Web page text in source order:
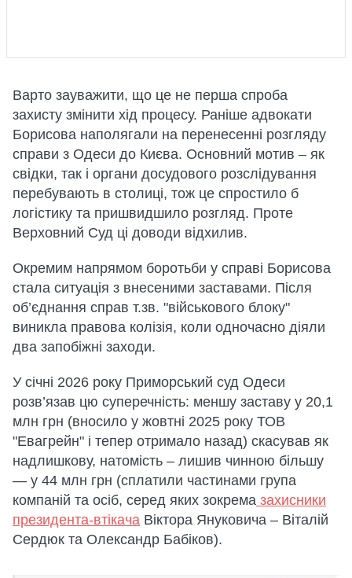
Варто зауважити, що це не перша спроба
захисту змінити хід процесу. Раніше адвокати
Борисова наполягали на перенесенні розгляду
справи з Одеси до Києва. Основний мотив – як
свідки, так і органи досудового розслідування
перебувають в столиці, тож це спростило б
логістику та пришвидшило розгляд. Проте
Верховний Суд ці доводи відхилив.
Окремим напрямом боротьби у справі Борисова
стала ситуація з внесеними заставами. Після
об’єднання справ т.зв. "військового блоку"
виникла правова колізія, коли одночасно діяли
два запобіжні заходи.
У січні 2026 року Приморський суд Одеси
розв’язав цю суперечність: меншу заставу у 20,1
млн грн (вносило у жовтні 2025 року ТОВ
"Евагрейн" і тепер отримало назад) скасував як
надлишкову, натомість – лишив чинною більшу
— у 44 млн грн (сплатили частинами група
компаній та осіб, серед яких зокрема захисники
президента-втікача Віктора Януковича – Віталій
Сердюк та Олександр Бабіков).